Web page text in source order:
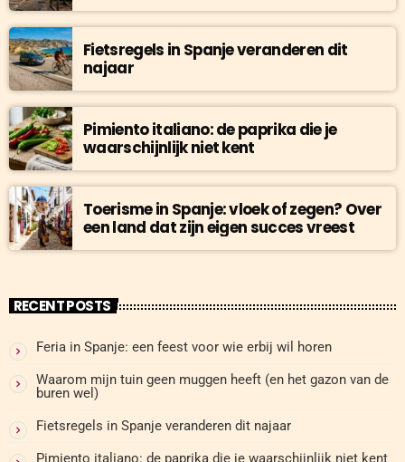
Fietsregels in Spanje veranderen dit
najaar
Pimiento italiano: de paprika die je
waarschijnlijk niet kent
Toerisme in Spanje: vloek of zegen? Over
een land dat zijn eigen succes vreest
RECENT POSTS
Feria in Spanje: een feest voor wie erbij wil horen
Waarom mijn tuin geen muggen heeft (en het gazon van de
buren wel)
Fietsregels in Spanje veranderen dit najaar
Pimiento italiano: de paprika die je waarschijnlijk niet kent